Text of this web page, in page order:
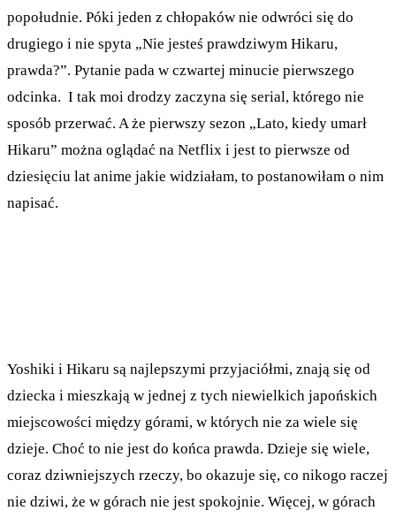
popołudnie. Póki jeden z chłopaków nie odwróci się do
drugiego i nie spyta „Nie jesteś prawdziwym Hikaru,
prawda?”. Pytanie pada w czwartej minucie pierwszego
odcinka. I tak moi drodzy zaczyna się serial, którego nie
sposób przerwać. A że pierwszy sezon „Lato, kiedy umarł
Hikaru” można oglądać na Netflix i jest to pierwsze od
dziesięciu lat anime jakie widziałam, to postanowiłam o nim
napisać.
Yoshiki i Hikaru są najlepszymi przyjaciółmi, znają się od
dziecka i mieszkają w jednej z tych niewielkich japońskich
miejscowości między górami, w których nie za wiele się
dzieje. Choć to nie jest do końca prawda. Dzieje się wiele,
coraz dziwniejszych rzeczy, bo okazuje się, co nikogo raczej
nie dziwi, że w górach nie jest spokojnie. Więcej, w górach